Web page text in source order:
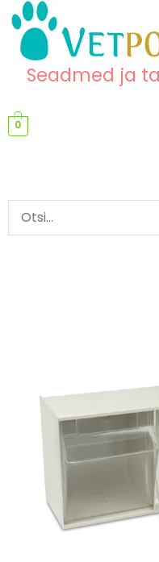
content
content
Seadmed ja
0